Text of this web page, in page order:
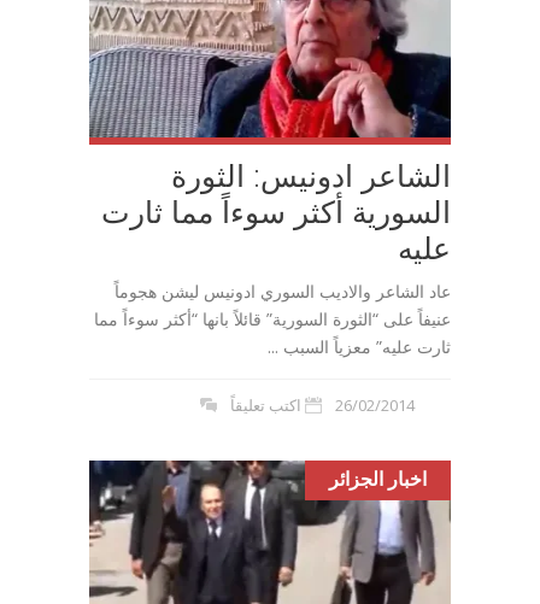
الشاعر ادونيس: الثورة
السورية أكثر سوءاً مما ثارت
عليه
عاد الشاعر والاديب السوري ادونيس ليشن هجوماً
عنيفاً على “الثورة السورية” قائلاً بانها “أكثر سوءاً مما
ثارت عليه” معزياً السبب ...
26/02/2014 اكتب تعليقاً
اخبار الجزائر